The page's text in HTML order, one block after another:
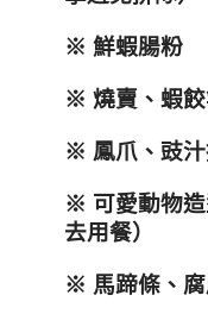
※ 鮮蝦腸粉
※ 燒賣、蝦
※ 鳳爪、豉汁
※ 可愛動物
去用餐）
※ 馬蹄條、